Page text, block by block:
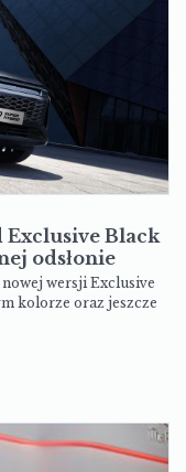
Exclusive Black
odsłonie
wersji Exclusive
kolorze oraz jeszcze